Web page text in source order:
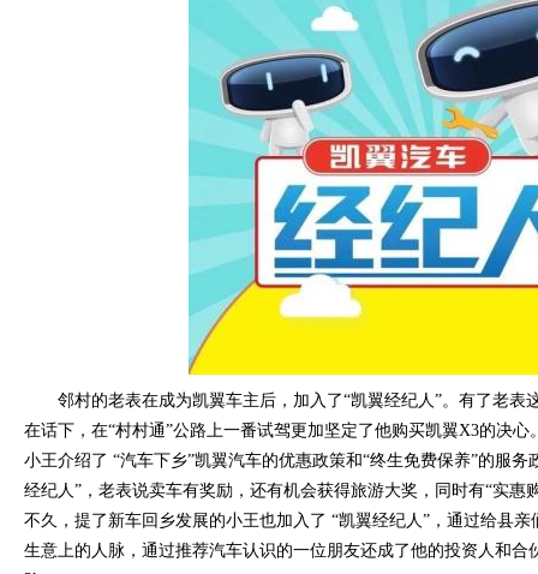
邻村的老表在成为凯翼车主后，加入了“凯翼经纪人”。有了老表
在话下，在“村村通”公路上一番试驾更加坚定了他购买凯翼X3的决心
小王介绍了 “汽车下乡”凯翼汽车的优惠政策和“终生免费保养”的服
经纪人”，老表说卖车有奖励，还有机会获得旅游大奖，同时有“实惠
不久，提了新车回乡发展的小王也加入了 “凯翼经纪人”，通过给县
生意上的人脉，通过推荐汽车认识的一位朋友还成了他的投资人和合